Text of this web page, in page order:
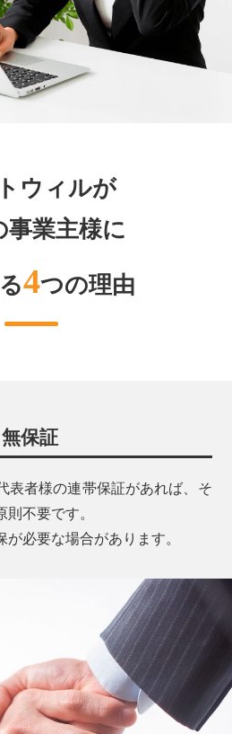
ウィルが
事業主様に
4つの理由
保証
表者様の連帯保証があれば、そ
不要です。
必要な場合があります。